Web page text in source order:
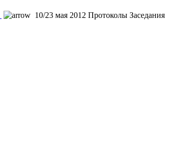
10/23 мая 2012 Протоколы Заседания